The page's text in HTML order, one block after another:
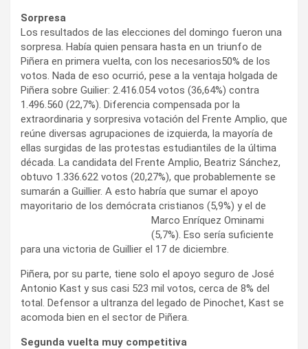
Sorpresa
Los resultados de las elecciones del domingo fueron una
sorpresa. Había quien pensara hasta en un triunfo de
Piñera en primera vuelta, con los necesarios50% de los
votos. Nada de eso ocurrió, pese a la ventaja holgada de
Piñera sobre Guilier: 2.416.054 votos (36,64%) contra
1.496.560 (22,7%). Diferencia compensada por la
extraordinaria y sorpresiva votación del Frente Amplio, que
reúne diversas agrupaciones de izquierda, la mayoría de
ellas surgidas de las protestas estudiantiles de la última
década. La candidata del Frente Amplio, Beatriz Sánchez,
obtuvo 1.336.622 votos (20,27%), que probablemente se
sumarán a Guillier. A esto habría que sumar el apoyo
mayoritario de los demócrata cristianos (5,9%) y el de
Marco Enríquez Ominami
(5,7%). Eso sería suficiente
para una victoria de Guillier el 17 de diciembre.
Piñera, por su parte, tiene solo el apoyo seguro de José
Antonio Kast y sus casi 523 mil votos, cerca de 8% del
total. Defensor a ultranza del legado de Pinochet, Kast se
acomoda bien en el sector de Piñera.
Segunda vuelta muy competitiva